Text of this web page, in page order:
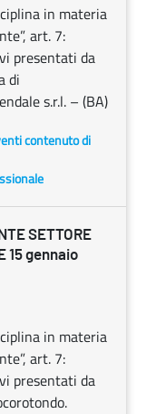
in materia
art. 7:
presentati da
di
s.r.l. – (BA)
contenuto di
SETTORE
15 gennaio
in materia
art. 7:
presentati da